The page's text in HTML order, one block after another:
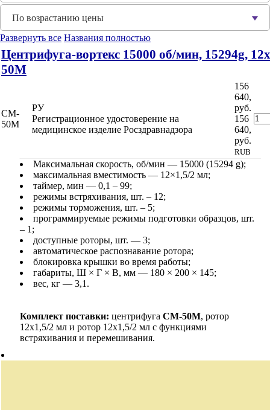
По возрастанию цены
Развернуть все Названия полностью
Центрифуга-вортекс 15000 об/мин, 15294g,
50M
CM-
50M
РУ
Регистрационное удостоверение на
медицинское изделие Росздравнадзора
156
640,
руб.
156
640,
руб.
RUB
Максимальная скорость, об/мин — 15000 (15294 g);
максимальная вместимость — 12×1,5/2 мл;
таймер, мин — 0,1 – 99;
режимы встряхивания, шт. – 12;
режимы торможения, шт. – 5;
программируемые режимы подготовки образцов, шт.
– 1;
доступные роторы, шт. — 3;
автоматическое распознавание ротора;
блокировка крышки во время работы;
габариты, Ш × Г × В, мм — 180 × 200 × 145;
вес, кг — 3,1.
Комплект поставки: центрифуга СМ-50М, ротор
12х1,5/2 мл и ротор 12х1,5/2 мл с функциями
встряхивания и перемешивания.